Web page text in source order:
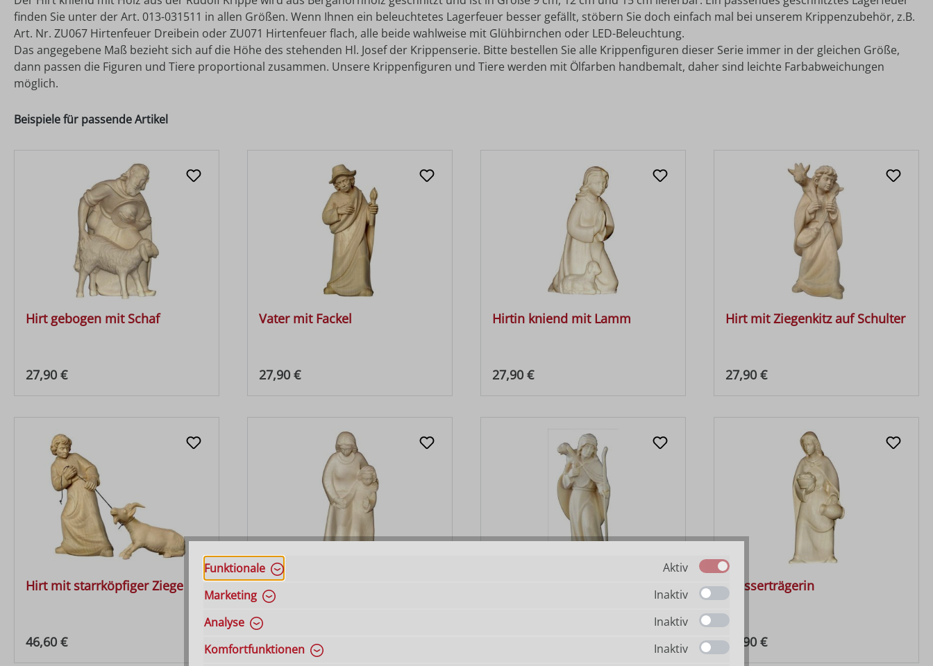
finden Sie unter der Art. 013-031511 in allen Größen. Wenn Ihnen ein beleuchtetes Lagerfeuer besser gefällt, stöbern Sie doch einfach mal bei unserem Krippenzubehör, z.B.
Art. Nr. ZU067 Hirtenfeuer Dreibein oder ZU071 Hirtenfeuer flach, alle beide wahlweise mit Glühbirnchen oder LED-Beleuchtung.
Das angegebene Maß bezieht sich auf die Höhe des stehenden Hl. Josef der Krippenserie. Bitte bestellen Sie alle Krippenfiguren dieser Serie immer in der gleichen Größe,
dann passen die Figuren und Tiere proportional zusammen. Unsere Krippenfiguren und Tiere werden mit Ölfarben handbemalt, daher sind leichte Farbabweichungen
möglich.
Beispiele für passende Artikel
Hirt gebogen mit Schaf
Regulärer Preis:
27,90 €
Vater mit Fackel
Regulärer Preis:
27,90 €
Hirtin kniend mit Lamm
Regulärer Preis:
27,90 €
Hirt mit Ziegenkitz auf Schulter
Regulärer Preis:
27,90 €
Hirt mit starrköpfiger Ziege
Regulärer Preis:
46,60 €
Hirtin mit Bub
Regulärer Preis:
27,90 €
Wasserträgerin
Regulärer Preis:
27,90 €
Funktionale
Aktiv
Marketing
Inaktiv
Analyse
Inaktiv
Komfortfunktionen
Inaktiv